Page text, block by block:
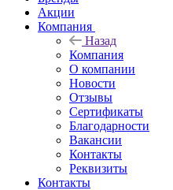
Акции
Компания
Назад
Компания
О компании
Новости
Отзывы
Сертификаты
Благодарности
Вакансии
Контакты
Реквизиты
Контакты